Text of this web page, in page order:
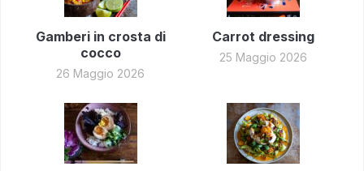
Gamberi in crosta di
cocco
26 Maggio 2026
Carrot dressing
25 Maggio 2026